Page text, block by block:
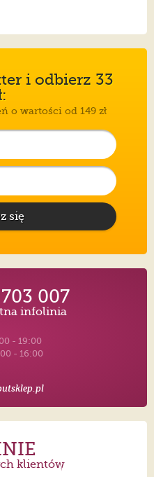
i odbierz 33
o wartości od 149 zł
się
007
infolinia
- 19:00
- 16:00
klientów